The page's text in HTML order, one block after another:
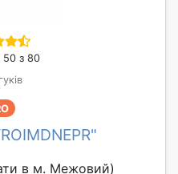
50 з 80
в м. Межовий)